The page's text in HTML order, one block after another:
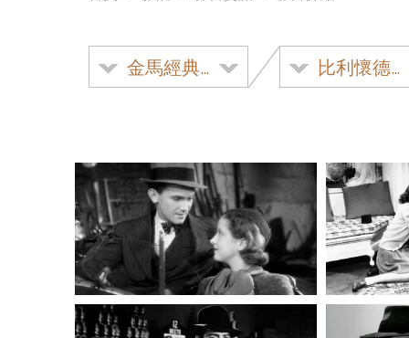
金馬經典影展 比利懷德120 週年紀念展